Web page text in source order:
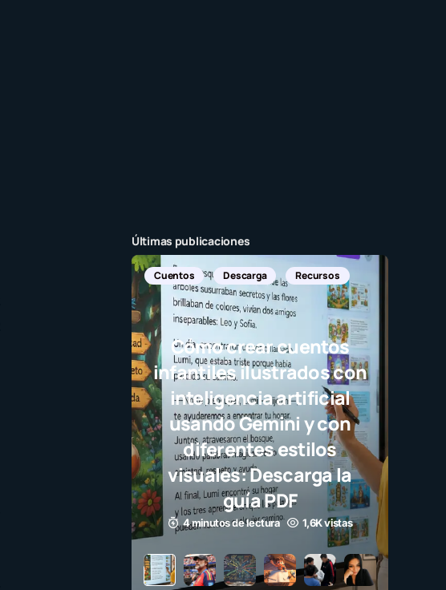
Últimas publicaciones
Recursos
Cómo crear cuentos
infantiles ilustrados con
inteligencia artificial
usando Gemini y con
diferentes estilos
visuales: Descarga la
guía PDF
4 minutos de lectura 1,6K vistas